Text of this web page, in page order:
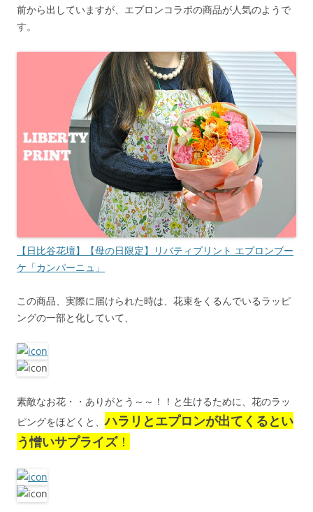
前から出していますが、エプロンコラボの商品が人気のようで
す。
【日比谷花壇】【母の日限定】リバティプリント エプロンブー
ケ「カンパーニュ」
この商品、実際に届けられた時は、花束をくるんでいるラッピ
ングの一部と化していて、
素敵なお花・・ありがとう～～！！と生けるために、花のラッ
ピングをほどくと、ハラリとエプロンが出てくるとい
う憎いサプライズ！